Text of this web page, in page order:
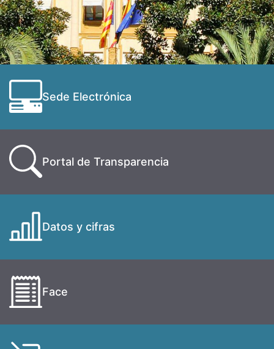
Sede Electrónica
Portal de Transparencia
Datos y cifras
Face